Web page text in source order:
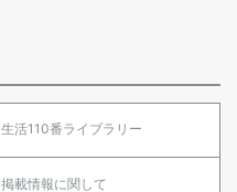
生活110番ライブラリー
掲載情報に関して